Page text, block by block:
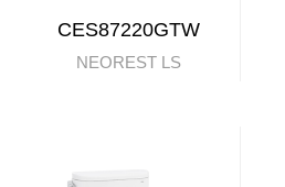
CES87220GTW
NEOREST LS